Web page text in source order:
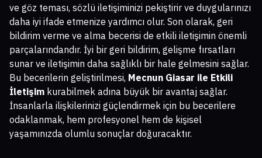
ve göz teması, sözlü iletişiminizi pekiştirir ve duygularınızı
daha iyi ifade etmenize yardımcı olur. Son olarak, geri
bildirim verme ve alma becerisi de etkili iletişimin önemli
parçalarındandır. İyi bir geri bildirim, gelişme fırsatları
sunar ve iletişimin daha sağlıklı bir hale gelmesini sağlar.
Bu becerilerin geliştirilmesi, Mecnun Giasar ile Etkili
İletişim kurabilmek adına büyük bir avantaj sağlar.
İnsanlarla ilişkilerinizi güçlendirmek için bu becerilere
odaklanmak, hem profesyonel hem de kişisel
yaşamınızda olumlu sonuçlar doğuracaktır.